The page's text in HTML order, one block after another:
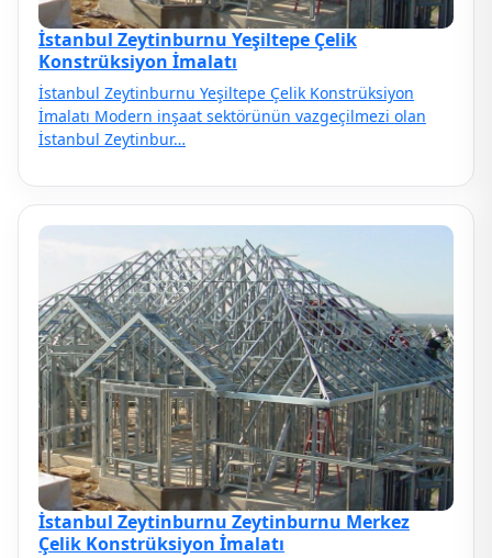
İstanbul Zeytinburnu Yeşiltepe Çelik
Konstrüksiyon İmalatı
İstanbul Zeytinburnu Yeşiltepe Çelik Konstrüksiyon
İmalatı Modern inşaat sektörünün vazgeçilmezi olan
İstanbul Zeytinbur…
İstanbul Zeytinburnu Zeytinburnu Merkez
Çelik Konstrüksiyon İmalatı